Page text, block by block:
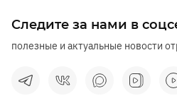
Следите за нами в
полезные и актуальные новости